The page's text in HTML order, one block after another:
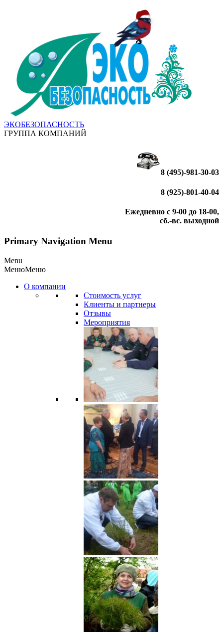
ЭКОБЕЗОПАСНОСТЬ
ГРУППА КОМПАНИЙ
8 (495)-981-30-03
8 (925)-801-40-04
Ежедневно с 9-00 до 18-00,
сб.-вс. выходной
Primary Navigation Menu
Menu
МенюМеню
О компании
Стоимость услуг
Клиенты и партнеры
Отзывы
Мероприятия